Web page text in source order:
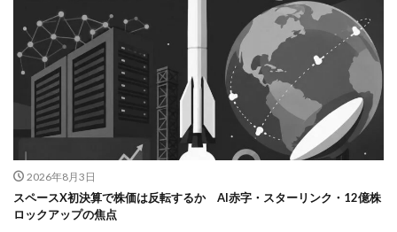
2026年8月3日
スペースX初決算で株価は反転するか AI赤字・スターリンク・12億株
ロックアップの焦点